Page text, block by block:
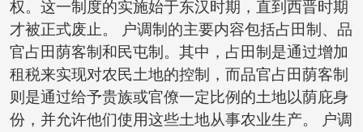
权。这一制度的实施始于东汉时期，直到西晋时期
才被正式废止。 户调制的主要内容包括占田制、品
官占田荫客制和民屯制。其中，占田制是通过增加
租税来实现对农民土地的控制，而品官占田荫客制
则是通过给予贵族或官僚一定比例的土地以荫庇身
份，并允许他们使用这些土地从事农业生产。 户调